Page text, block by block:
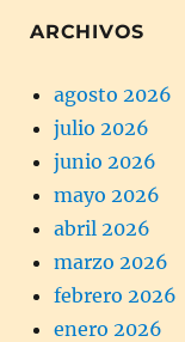
ARCHIVOS
agosto 2026
julio 2026
junio 2026
mayo 2026
abril 2026
marzo 2026
febrero 2026
enero 2026